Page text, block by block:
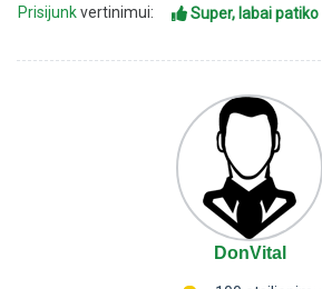
Prisijunkvertinimui: Super, labai patiko
DonVital